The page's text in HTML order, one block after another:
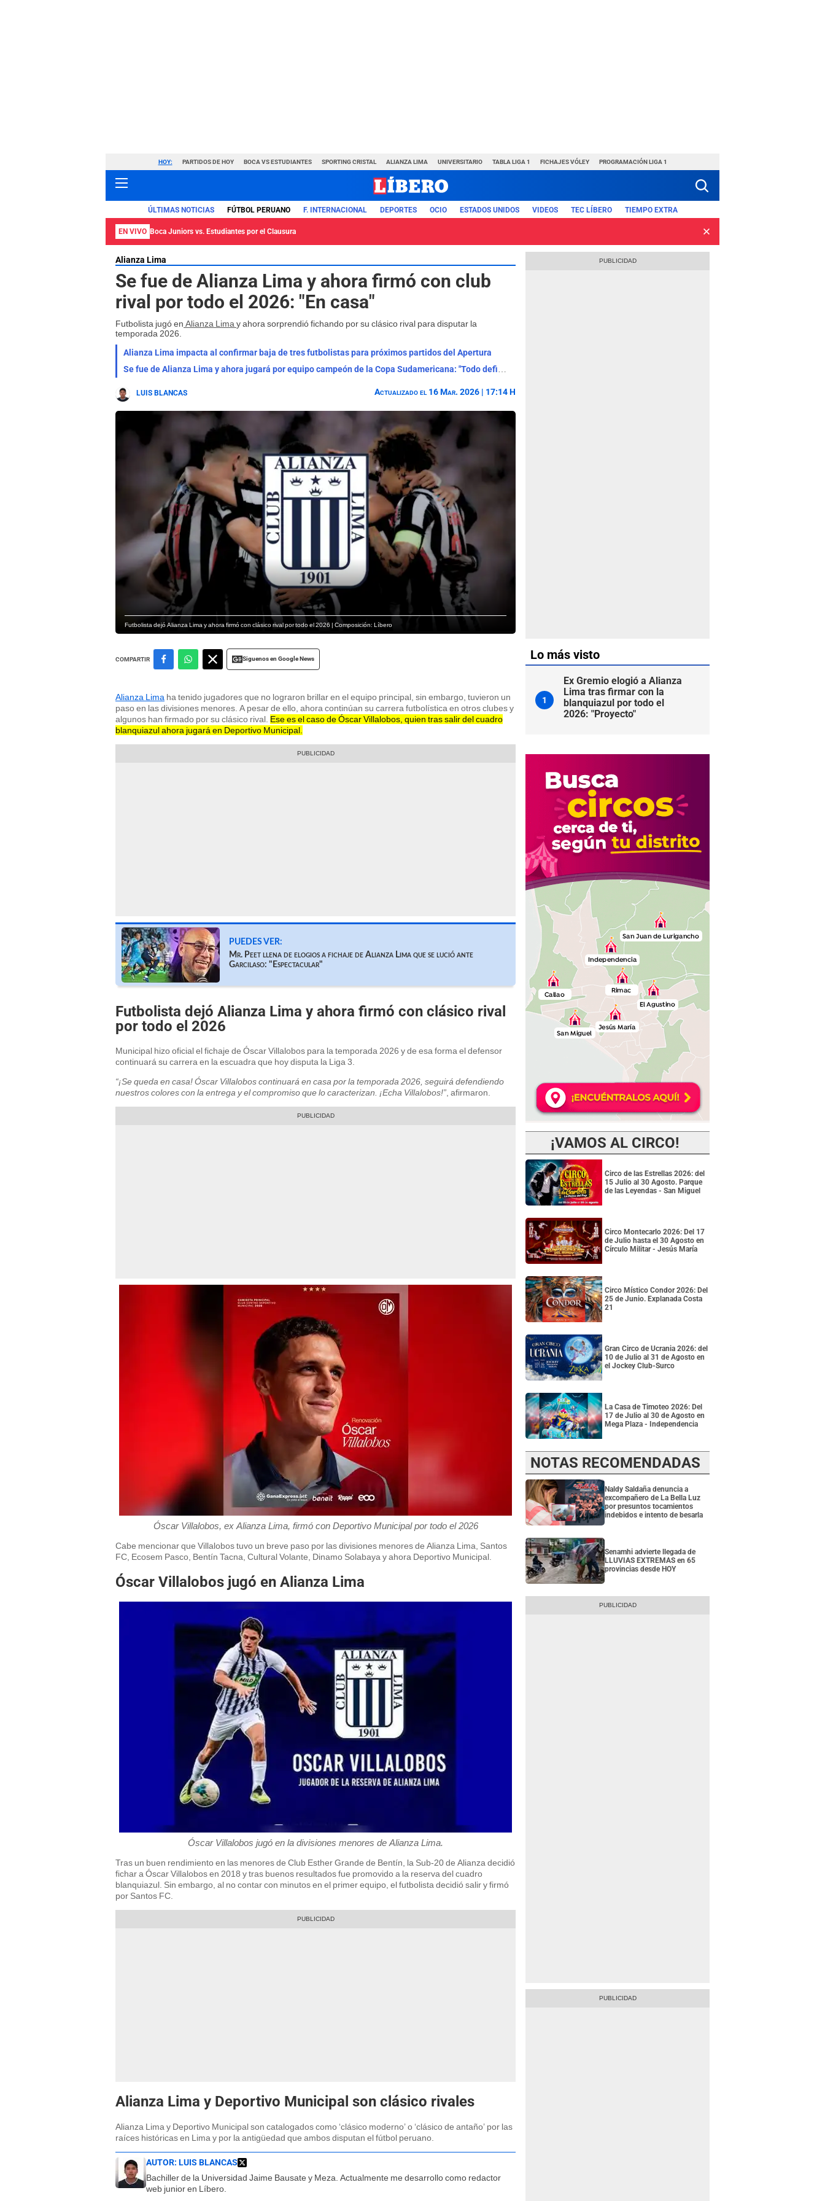
HOY: PARTIDOS DE HOY BOCA VS ESTUDIANTES SPORTING CRISTAL ALIANZA LIMA UNIVERSITARIO TABLA LIGA 1 FICHAJES VÓLEY PROGRAMACIÓN LIGA 1
ÚLTIMAS NOTICIAS FÚTBOL PERUANO F. INTERNACIONAL DEPORTES OCIO ESTADOS UNIDOS VIDEOS TEC LÍBERO TIEMPO EXTRA
EN VIVO Boca Juniors vs. Estudiantes por el Clausura
Alianza Lima
Se fue de Alianza Lima y ahora firmó con club
rival por todo el 2026: "En casa"
Futbolista jugó en Alianza Lima y ahora sorprendió fichando por su clásico rival para disputar la
temporada 2026.
Alianza Lima impacta al confirmar baja de tres futbolistas para próximos partidos del Apertura
Se fue de Alianza Lima y ahora jugará por equipo campeón de la Copa Sudamericana: "Todo definido"
LUIS BLANCAS Actualizado el 16 Mar. 2026 | 17:14 H
Futbolista dejó Alianza Lima y ahora firmó con clásico rival por todo el 2026 | Composición: Líbero
COMPARTIR Siguenos en Google News
Alianza Lima ha tenido jugadores que no lograron brillar en el equipo principal, sin embargo, tuvieron un
paso en las divisiones menores. A pesar de ello, ahora continúan su carrera futbolística en otros clubes y
algunos han firmado por su clásico rival. Ese es el caso de Óscar Villalobos, quien tras salir del cuadro
blanquiazul ahora jugará en Deportivo Municipal.
PUEDES VER:
Mr. Peet llena de elogios a fichaje de Alianza Lima que se lució ante
Garcilaso: "Espectacular"
Futbolista dejó Alianza Lima y ahora firmó con clásico rival
por todo el 2026
Municipal hizo oficial el fichaje de Óscar Villalobos para la temporada 2026 y de esa forma el defensor
continuará su carrera en la escuadra que hoy disputa la Liga 3.
“¡Se queda en casa! Óscar Villalobos continuará en casa por la temporada 2026, seguirá defendiendo
nuestros colores con la entrega y el compromiso que lo caracterizan. ¡Echa Villalobos!”, afirmaron.
Óscar Villalobos, ex Alianza Lima, firmó con Deportivo Municipal por todo el 2026
Cabe mencionar que Villalobos tuvo un breve paso por las divisiones menores de Alianza Lima, Santos
FC, Ecosem Pasco, Bentín Tacna, Cultural Volante, Dinamo Solabaya y ahora Deportivo Municipal.
Óscar Villalobos jugó en Alianza Lima
Óscar Villalobos jugó en la divisiones menores de Alianza Lima.
Tras un buen rendimiento en las menores de Club Esther Grande de Bentín, la Sub-20 de Alianza decidió
fichar a Óscar Villalobos en 2018 y tras buenos resultados fue promovido a la reserva del cuadro
blanquiazul. Sin embargo, al no contar con minutos en el primer equipo, el futbolista decidió salir y firmó
por Santos FC.
Alianza Lima y Deportivo Municipal son clásico rivales
Alianza Lima y Deportivo Municipal son catalogados como ‘clásico moderno’ o ‘clásico de antaño’ por las
raíces históricas en Lima y por la antigüedad que ambos disputan el fútbol peruano.
AUTOR: LUIS BLANCAS
Bachiller de la Universidad Jaime Bausate y Meza. Actualmente me desarrollo como redactor
web junior en Líbero.
Lo más visto
1
Ex Gremio elogió a Alianza
Lima tras firmar con la
blanquiazul por todo el
2026: "Proyecto"
¡VAMOS AL CIRCO!
Circo de las Estrellas 2026: del
15 Julio al 30 Agosto. Parque
de las Leyendas - San Miguel
Circo Montecarlo 2026: Del 17
de Julio hasta el 30 Agosto en
Círculo Militar - Jesús María
Circo Místico Condor 2026: Del
25 de Junio. Explanada Costa
21
Gran Circo de Ucrania 2026: del
10 de Julio al 31 de Agosto en
el Jockey Club-Surco
La Casa de Timoteo 2026: Del
17 de Julio al 30 de Agosto en
Mega Plaza - Independencia
NOTAS RECOMENDADAS
Naldy Saldaña denuncia a
excompañero de La Bella Luz
por presuntos tocamientos
indebidos e intento de besarla
Senamhi advierte llegada de
LLUVIAS EXTREMAS en 65
provincias desde HOY